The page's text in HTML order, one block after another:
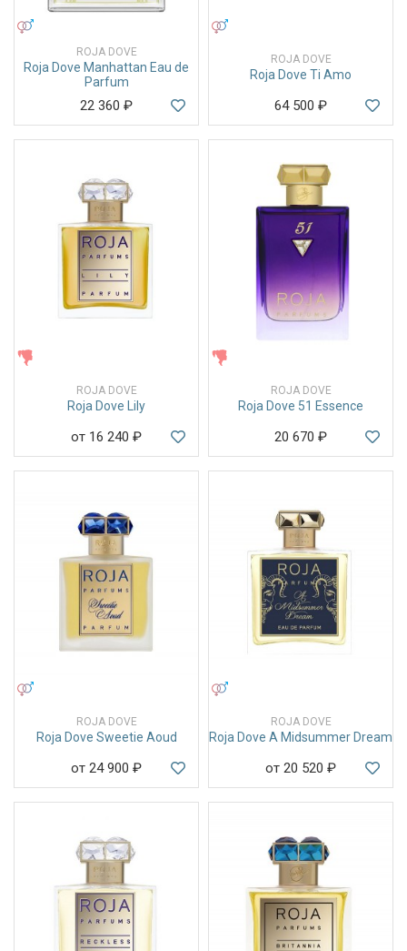
ROJA DOVE
Roja Dove Manhattan Eau de
Parfum
22 360 ₽
ROJA DOVE
Roja Dove Ti Amo
64 500 ₽
ROJA DOVE
Roja Dove Lily
от 16 240 ₽
ROJA DOVE
Roja Dove 51 Essence
20 670 ₽
ROJA DOVE
Roja Dove Sweetie Aoud
от 24 900 ₽
ROJA DOVE
Roja Dove A Midsummer Dream
от 20 520 ₽